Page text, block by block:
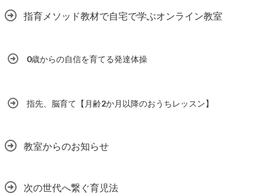
指育メソッド教材で自宅で学ぶオンライン教室
0歳からの自信を育てる発達体操
指先、脳育て【月齢2か月以降のおうちレッスン】
教室からのお知らせ
次の世代へ繋ぐ育児法